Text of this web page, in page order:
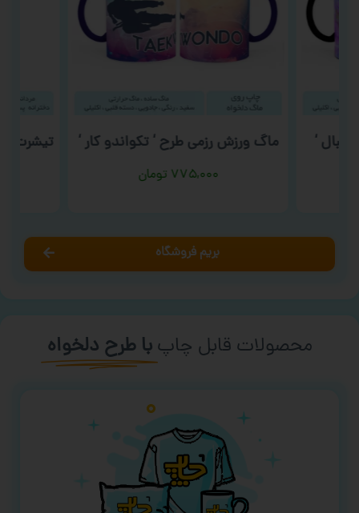
‘ ماگ ورزش رزمی طرح ‘ تکواندو کار ‘
۷۷۵,۰۰۰ تومان
تیشرت
بریم فروشگاه
محصولات قابل چاپ با طرح دلخواه